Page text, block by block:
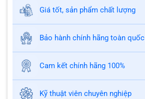
Giá tốt, sản phẩm chất lượng
Bảo hành chính hãng toàn quốc
Cam kết chính hãng 100%
Kỹ thuật viên chuyên nghiệp